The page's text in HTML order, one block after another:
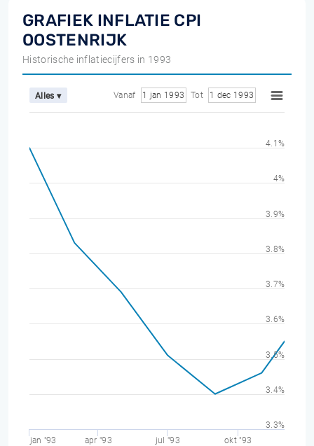
GRAFIEK INFLATIE CPI
OOSTENRIJK
Historische inflatiecijfers in 1993
Alles ▾ Vanaf 1 jan 1993 Tot 1 dec 1993
jan "93 apr "93 jul "93 okt "93
3.3%
3.4%
3.5%
3.6%
3.7%
3.8%
3.9%
4%
4.1%